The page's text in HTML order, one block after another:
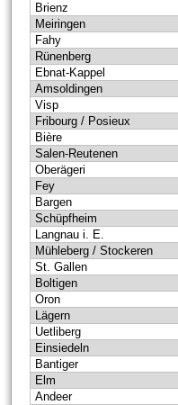
Brienz
Meiringen
Fahy
Rünenberg
Ebnat-Kappel
Amsoldingen
Visp
Fribourg / Posieux
Bière
Salen-Reutenen
Oberägeri
Fey
Bargen
Schüpfheim
Langnau i. E.
Mühleberg / Stockeren
St. Gallen
Boltigen
Oron
Lägern
Uetliberg
Einsiedeln
Bantiger
Elm
Andeer